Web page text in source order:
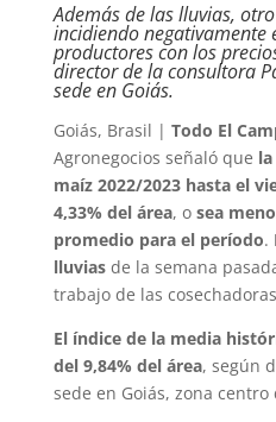
Además de las lluvias,
incidiendo negativamente
productores con los
director de la consultora
sede en Goiás.
Goiás, Brasil | Todo El
Agronegocios señaló que
maíz 2022/2023 hasta el
4,33% del área, o sea
promedio para el período.
lluviasde la semana
trabajo de las
El índice de la media
del 9,84% del área, según
sede en Goiás, zona centro